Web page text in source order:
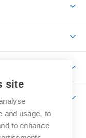
site
and usage, to
to enhance